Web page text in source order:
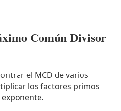
Común Divisor
el MCD de varios
los factores primos